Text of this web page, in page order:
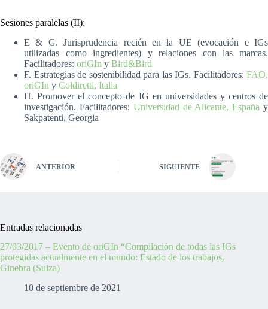
Sesiones paralelas (II):
E & G. Jurisprudencia recién en la UE (evocación e IGs
utilizadas como ingredientes) y relaciones con las marcas.
Facilitadores: oriGIn y Bird&Bird
F. Estrategias de sostenibilidad para las IGs. Facilitadores: FAO,
oriGIn y Coldiretti, Italia
H. Promover el concepto de IG en universidades y centros de
investigación. Facilitadores: Universidad de Alicante, España y
Sakpatenti, Georgia
ANTERIOR SIGUIENTE
Entradas relacionadas
27/03/2017 – Evento de oriGIn “Compilación de todas las IGs
protegidas actualmente en el mundo: Estado de los trabajos,
Ginebra (Suiza)
10 de septiembre de 2021